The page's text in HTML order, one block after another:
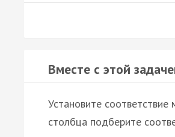
Вместе с этой
Установите
столбца подберите